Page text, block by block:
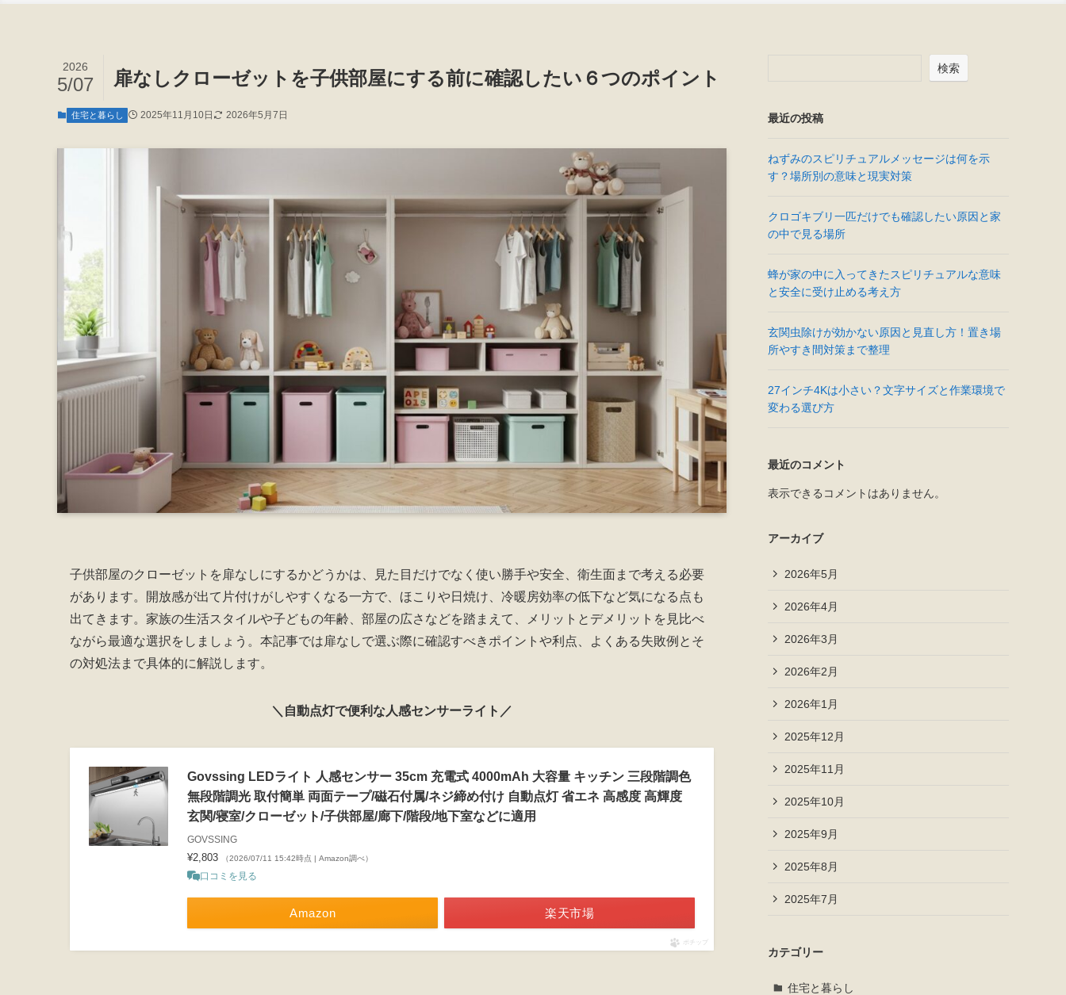
扉なしクローゼットを子供部屋にする前に確認したい６つのポイント
2026
5/07
住宅と暮らし 2025年11月10日 2026年5月7日
子供部屋のクローゼットを扉なしにするかどうかは、見た目だけでなく使い勝手や安全、衛生面まで考える必要
があります。開放感が出て片付けがしやすくなる一方で、ほこりや日焼け、冷暖房効率の低下など気になる点も
出てきます。家族の生活スタイルや子どもの年齢、部屋の広さなどを踏まえて、メリットとデメリットを見比べ
ながら最適な選択をしましょう。本記事では扉なしで選ぶ際に確認すべきポイントや利点、よくある失敗例とそ
の対処法まで具体的に解説します。
＼自動点灯で便利な人感センサーライト／
Govssing LEDライト 人感センサー 35cm 充電式 4000mAh 大容量 キッチン 三段階調色
無段階調光 取付簡単 両面テープ/磁石付属/ネジ締め付け 自動点灯 省エネ 高感度 高輝度
玄関/寝室/クローゼット/子供部屋/廊下/階段/地下室などに適用
GOVSSING
¥2,803 （2026/07/11 15:42時点 | Amazon調べ）
口コミを見る
Amazon 楽天市場
ポチップ
検索
最近の投稿
ねずみのスピリチュアルメッセージは何を示
す？場所別の意味と現実対策
クロゴキブリ一匹だけでも確認したい原因と家
の中で見る場所
蜂が家の中に入ってきたスピリチュアルな意味
と安全に受け止める考え方
玄関虫除けが効かない原因と見直し方！置き場
所やすき間対策まで整理
27インチ4Kは小さい？文字サイズと作業環境で
変わる選び方
最近のコメント
表示できるコメントはありません。
アーカイブ
2026年5月
2026年4月
2026年3月
2026年2月
2026年1月
2025年12月
2025年11月
2025年10月
2025年9月
2025年8月
2025年7月
カテゴリー
住宅と暮らし